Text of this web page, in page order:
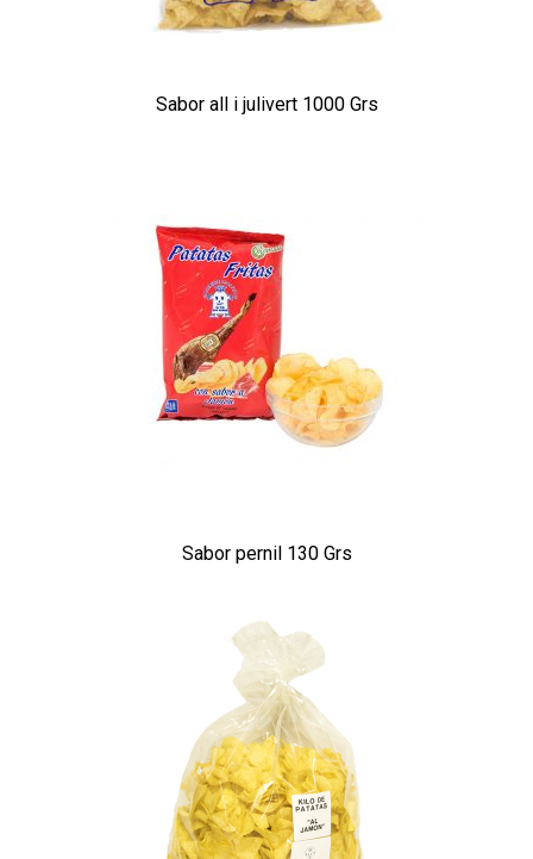
Sabor all i julivert 1000 Grs
Sabor pernil 130 Grs